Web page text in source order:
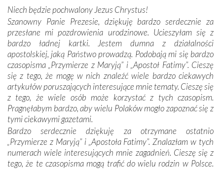
wspólnej wierze. Podczas wyjazdów do historycznych
miejsc, które znalazły się na trasie naszej pielgrzymki,
mieliśmy okazję przekonać się, że Maryja swoją opieką
otacza nie tylko nasz naród, lecz wszystkie nacje, które
się Jej ufnie oddają, a także każdą osobę, która zawierza
Jej siebie oraz swych bliskich.
Dzieje Portugalii to również historia wierności Bogu i
odstępstw, także w życiu władców. Trudne momenty w
wymiarze tak osobistym, jak i zbiorowym, przypominają o
konieczności ciągłego zabiegania o własną duszę i o łaskę
Opatrzności. Wierność przynosi pomyślność –
przynajmniej w życiu duchowym. Odstępstwo owocuje
nieszczęściem i śmiercią. Te uniwersalne prawdy
przychodziły na myśl, gdy słuchaliśmy opowieści
Niech będzie pochwalony Jezus Chrystus!
Szanowny Panie Prezesie, dziękuję bardzo serdecznie za
przesłane mi pozdrowienia urodzinowe. Ucieszyłam się z
bardzo ładnej kartki. Jestem dumna z działalności
apostolskiej, jaką Państwo prowadzą. Podobają mi się bardzo
czasopisma „Przymierze z Maryją” i „Apostoł Fatimy”. Cieszę
się z tego, że mogę w nich znaleźć wiele bardzo ciekawych
artykułów poruszających interesujące mnie tematy. Cieszę się
z tego, że wiele osób może korzystać z tych czasopism.
Pragnęłabym bardzo, aby wielu Polaków mogło zapoznać się z
tymi ciekawymi gazetami.
Bardzo serdecznie dziękuję za otrzymane ostatnio
„Przymierze z Maryją” i „Apostoła Fatimy”. Znalazłam w tych
numerach wiele interesujących mnie zagadnień. Cieszę się z
tego, że te czasopisma mogą trafić do wielu rodzin w Polsce.